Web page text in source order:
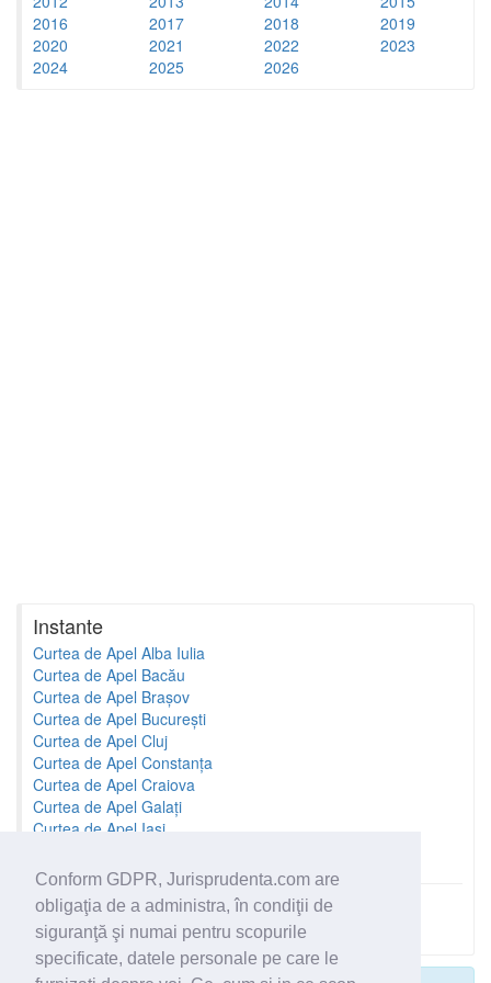
Conform GDPR, Jurisprudenta.com are
obligaţia de a administra, în condiţii de
siguranţă şi numai pentru scopurile
specificate, datele personale pe care le
2016
2017 2018
2019
2020
2021 2022
2023
2024
2025 2026
Instante
Curtea de Apel Alba Iulia
Curtea de Apel Bacău
Curtea de Apel Brașov
Curtea de Apel București
Curtea de Apel Cluj
Curtea de Apel Constanța
Curtea de Apel Craiova
Curtea de Apel Galați
Curtea de Apel Iași
Toate instantele